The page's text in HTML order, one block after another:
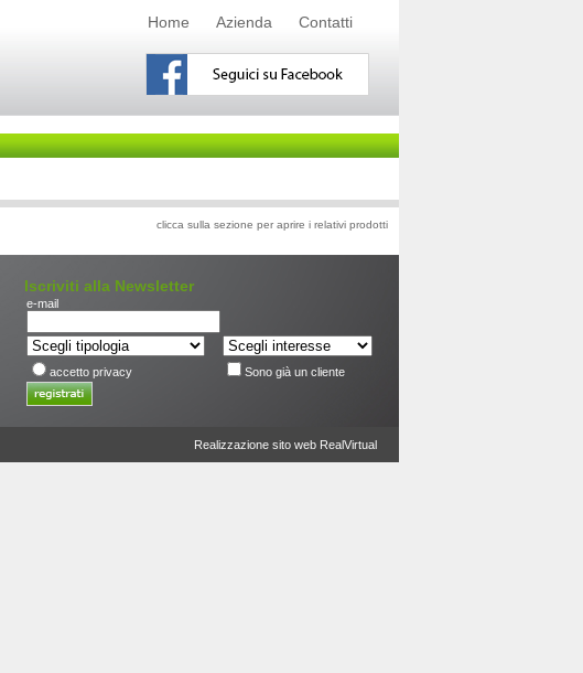
Home Azienda Contatti
clicca sulla sezione per aprire i relativi prodotti
Iscriviti alla Newsletter
e-mail
accetto privacy Sono già un cliente
Realizzazione sito web RealVirtual